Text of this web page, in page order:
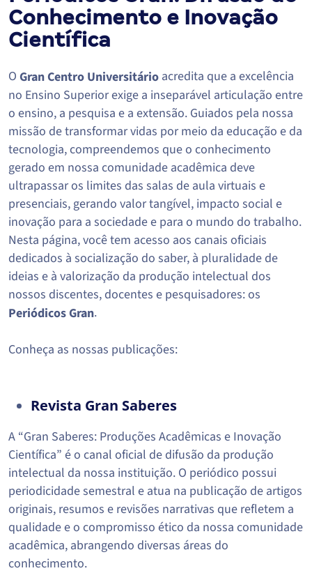
Conhecimento e Inovação
Científica
O Gran Centro Universitário acredita que a excelência
no Ensino Superior exige a inseparável articulação entre
o ensino, a pesquisa e a extensão. Guiados pela nossa
missão de transformar vidas por meio da educação e da
tecnologia, compreendemos que o conhecimento
gerado em nossa comunidade acadêmica deve
ultrapassar os limites das salas de aula virtuais e
presenciais, gerando valor tangível, impacto social e
inovação para a sociedade e para o mundo do trabalho.
Nesta página, você tem acesso aos canais oficiais
dedicados à socialização do saber, à pluralidade de
ideias e à valorização da produção intelectual dos
nossos discentes, docentes e pesquisadores: os
Periódicos Gran.
Conheça as nossas publicações:
Revista Gran Saberes
A “Gran Saberes: Produções Acadêmicas e Inovação
Científica” é o canal oficial de difusão da produção
intelectual da nossa instituição. O periódico possui
periodicidade semestral e atua na publicação de artigos
originais, resumos e revisões narrativas que refletem a
qualidade e o compromisso ético da nossa comunidade
acadêmica, abrangendo diversas áreas do
conhecimento.